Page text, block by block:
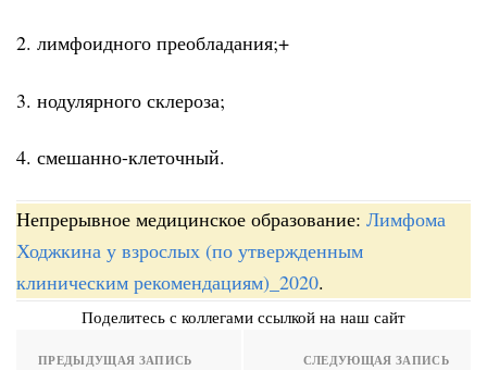
2. лимфоидного преобладания;+
3. нодулярного склероза;
4. смешанно-клеточный.
Непрерывное медицинское образование: Лимфома
Ходжкина у взрослых (по утвержденным
клиническим рекомендациям)_2020.
Поделитесь с коллегами ссылкой на наш сайт
ПРЕДЫДУЩАЯ ЗАПИСЬ СЛЕДУЮЩАЯ ЗАПИСЬ